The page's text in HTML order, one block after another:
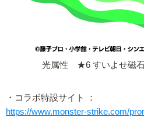
光属性 ★6 すいよせ磁石
・コラボ特設サイト ：
https://www.monster-strike.com/